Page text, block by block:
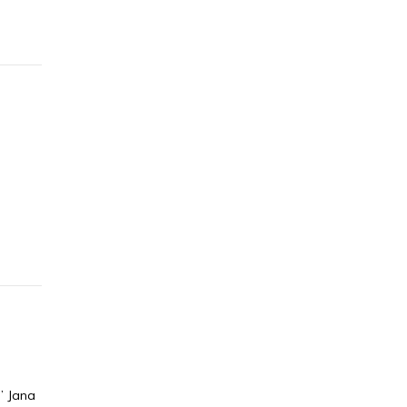
Jana